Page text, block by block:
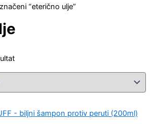
“eterično ulje”